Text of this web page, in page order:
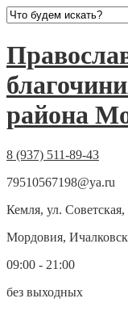
района
8 (937) 511-89-43
79510567198@ya.ru
Кемля, ул. Советская,
Мордовия,
09:00 - 21:00
без выходных